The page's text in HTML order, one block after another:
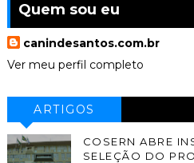
Quem sou eu
canindesantos.com.br
Ver meu perfil completo
ARTIGOS
COSERN ABRE
SELEÇÃO DO